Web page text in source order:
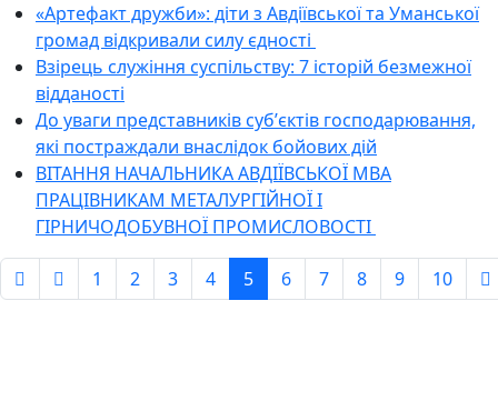
«Артефакт дружби»: діти з Авдіївської та Уманської
громад відкривали силу єдності
Взірець служіння суспільству: 7 історій безмежної
відданості
До уваги представників субʼєктів господарювання,
які постраждали внаслідок бойових дій
ВІТАННЯ НАЧАЛЬНИКА АВДІЇВСЬКОЇ МВА
ПРАЦІВНИКАМ МЕТАЛУРГІЙНОЇ І
ГІРНИЧОДОБУВНОЇ ПРОМИСЛОВОСТІ
Сторінка 5 із 1039
1 2 3 4 5 6 7 8 9 10